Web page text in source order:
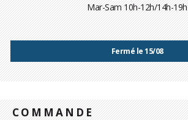
Mar-Sam 10h-12h/14h-19h
Fermé le 15/08
COMMANDE